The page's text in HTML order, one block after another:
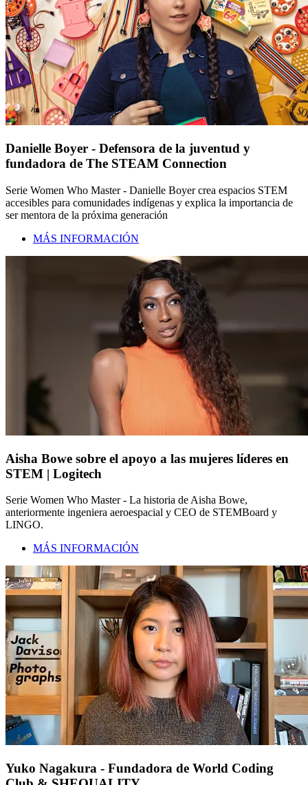
Danielle Boyer - Defensora de la juventud y
fundadora de The STEAM Connection
Serie Women Who Master - Danielle Boyer crea espacios STEM
accesibles para comunidades indígenas y explica la importancia de
ser mentora de la próxima generación
MÁS INFORMACIÓN
Aisha Bowe sobre el apoyo a las mujeres líderes en
STEM | Logitech
Serie Women Who Master - La historia de Aisha Bowe,
anteriormente ingeniera aeroespacial y CEO de STEMBoard y
LINGO.
MÁS INFORMACIÓN
Yuko Nagakura - Fundadora de World Coding